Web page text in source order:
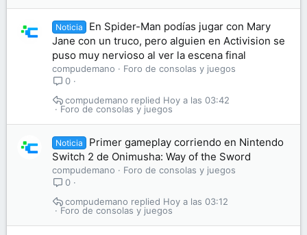
Noticia
En Spider-Man podías jugar con Mary
Jane con un truco, pero alguien en Activision se
puso muy nervioso al ver la escena final
compudemano
Foro de consolas y juegos
0
Foro de consolas y juegos
Hoy a las 03:42
compudemano
Noticia
Primer gameplay corriendo en Nintendo
Switch 2 de Onimusha: Way of the Sword
compudemano
Foro de consolas y juegos
0
Foro de consolas y juegos
Hoy a las 03:12
compudemano